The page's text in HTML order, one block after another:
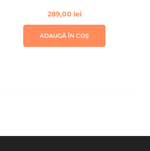
289,00 lei
ADAUGĂ ÎN COȘ